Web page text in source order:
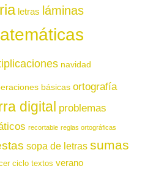
letras láminas
navidad
básicas ortografía
digital problemas
recortable reglas ortográficas
sopa de letras sumas
ciclo textos verano